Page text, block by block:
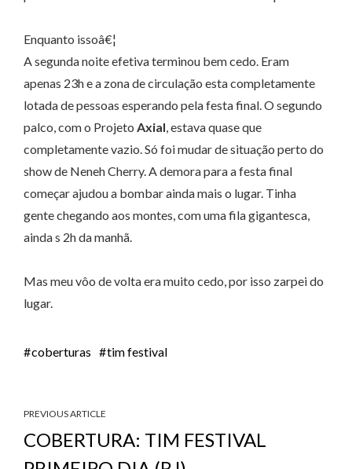
Enquanto issoâ€¦
A segunda noite efetiva terminou bem cedo. Eram
apenas 23h e a zona de circulação esta completamente
lotada de pessoas esperando pela festa final. O segundo
palco, com o Projeto Axial, estava quase que
completamente vazio. Só foi mudar de situação perto do
show de Neneh Cherry. A demora para a festa final
começar ajudou a bombar ainda mais o lugar. Tinha
gente chegando aos montes, com uma fila gigantesca,
ainda s 2h da manhã.
Mas meu vôo de volta era muito cedo, por isso zarpei do
lugar.
coberturas tim festival
PREVIOUS ARTICLE
COBERTURA: TIM FESTIVAL